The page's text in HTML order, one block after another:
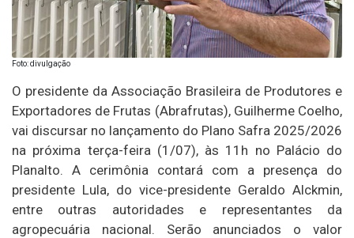
Foto: divulgação
O presidente da Associação Brasileira de Produtores e
Exportadores de Frutas (Abrafrutas), Guilherme Coelho,
vai discursar no lançamento do Plano Safra 2025/2026
na próxima terça-feira (1/07), às 11h no Palácio do
Planalto. A cerimônia contará com a presença do
presidente Lula, do vice-presidente Geraldo Alckmin,
entre outras autoridades e representantes da
agropecuária nacional. Serão anunciados o valor